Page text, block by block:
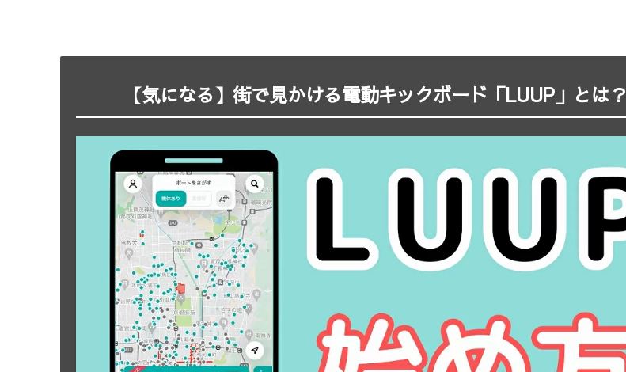
【気になる】街で見かける電動キックボード「LUUP」とは？